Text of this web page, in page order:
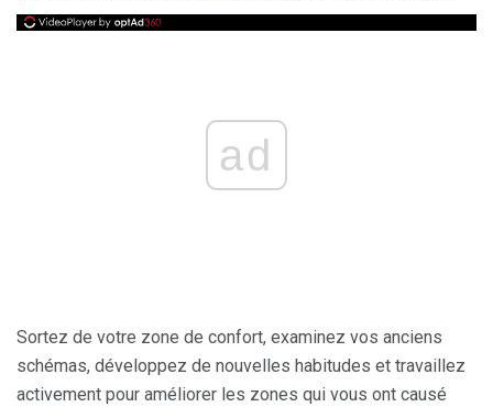
ad
Sortez de votre zone de confort, examinez vos anciens
schémas, développez de nouvelles habitudes et travaillez
activement pour améliorer les zones qui vous ont causé